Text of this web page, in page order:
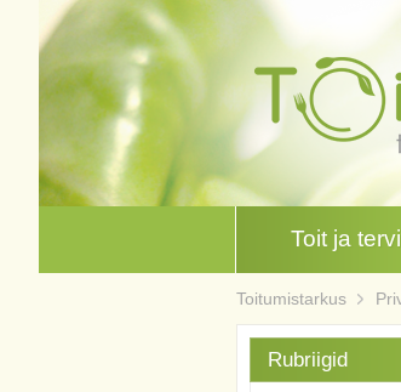
Toit ja
Toitumistarkus
Rubriigid